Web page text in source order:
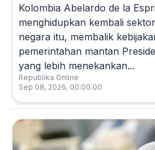
Kolombia Abelardo de la
menghidupkan kembali
negara itu, membalik
pemerintahan mantan
yang lebih menekankan...
Republika Online
Sep 08, 2026, 00:00:00